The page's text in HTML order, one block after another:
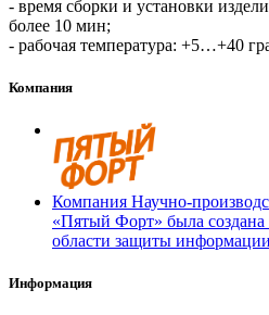
- время сборки и установки
более 10 мин;
- рабочая температура: +5…+40
Компания
Компания Научно-
«Пятый Форт» была создана
области защиты информации
Информация